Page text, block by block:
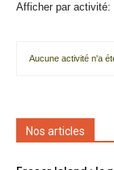
Afficher par activité:
Aucune activité n'a
Nos articles